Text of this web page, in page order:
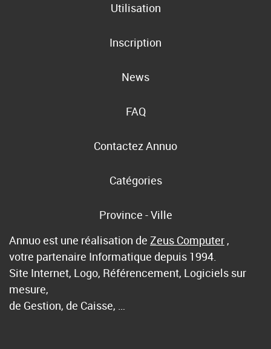
Utilisation
Inscription
News
FAQ
Contactez Annuo
Catégories
Province - Ville
Annuo est une réalisation de Zeus Computer ,
votre partenaire Informatique depuis 1994.
Site Internet, Logo, Référencement, Logiciels sur
mesure,
de Gestion, de Caisse, …